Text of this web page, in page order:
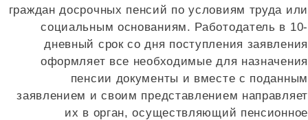
граждан досрочных пенсий по условиям труда
социальным основаниям. Работодатель в
дневный срок со дня поступления
оформляет все необходимые для
пенсии документы и вместе с
заявлением и своим представлением
их в орган, осуществляющий